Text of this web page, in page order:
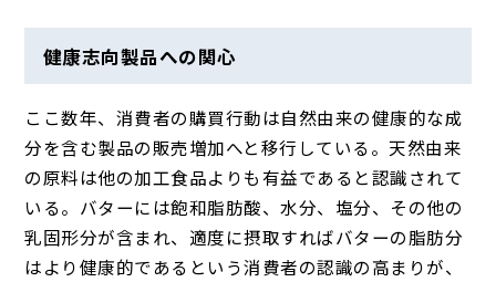
健康志向製品への関心
ここ数年、消費者の購買行動は自然由来の健康的な成
分を含む製品の販売増加へと移行している。天然由来
の原料は他の加工食品よりも有益であると認識されて
いる。バターには飽和脂肪酸、水分、塩分、その他の
乳固形分が含まれ、適度に摂取すればバターの脂肪分
はより健康的であるという消費者の認識の高まりが、